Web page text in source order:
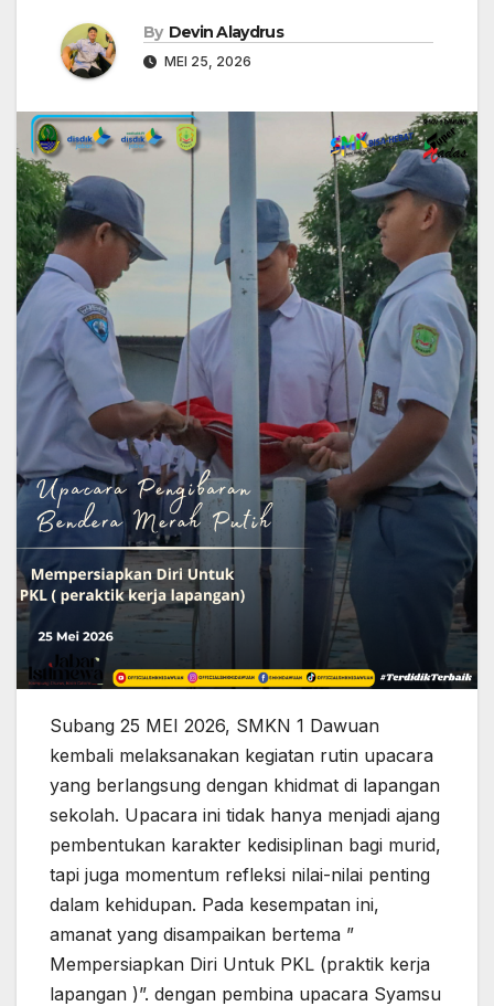
By Devin Alaydrus
MEI 25, 2026
Subang 25 MEI 2026, SMKN 1 Dawuan
kembali melaksanakan kegiatan rutin upacara
yang berlangsung dengan khidmat di lapangan
sekolah. Upacara ini tidak hanya menjadi ajang
pembentukan karakter kedisiplinan bagi murid,
tapi juga momentum refleksi nilai-nilai penting
dalam kehidupan. Pada kesempatan ini,
amanat yang disampaikan bertema ”
Mempersiapkan Diri Untuk PKL (praktik kerja
lapangan )”. dengan pembina upacara Syamsu